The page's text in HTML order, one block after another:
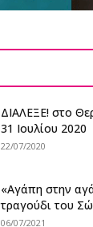
ΔΙΑΛΕΞΕ! στο
31 Ιουλίου 2020
22/07/2020
«Αγάπη στην
τραγούδι του
06/07/2021